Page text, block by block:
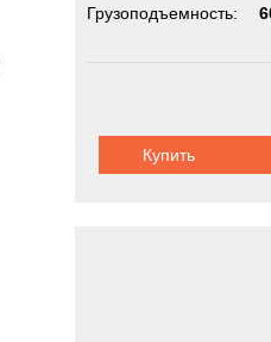
Грузоподъемность:
Купить